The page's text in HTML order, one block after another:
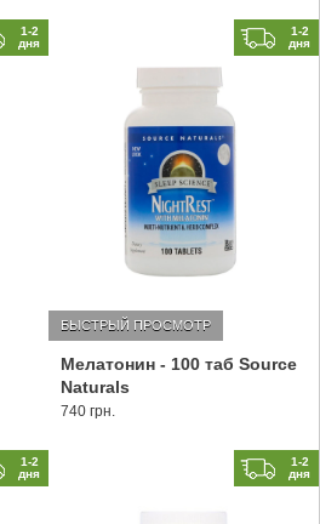
1-2
дня
1-2
дня
Мелатонин - 100 таб Source
Naturals
БЫСТРЫЙ ПРОСМОТР
740 грн.
1-2
дня
1-2
дня